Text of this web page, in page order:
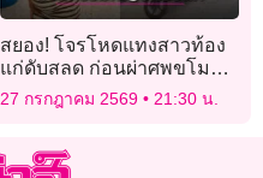
สยอง! โจรโหดแทงสาวท้อง
แก่ดับสลด ก่อนผ่าศพขโมย
ทารก
27 กรกฎาคม 2569 21:30 น.